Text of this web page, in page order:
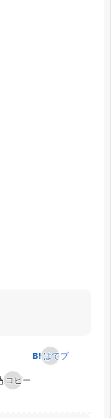
はてブ
コピー